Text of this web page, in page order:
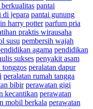
pantai
di jepara pantai gunung
harry potter parfum pria
praktis wirausaha
susu pembersih wajah
agama pendidikan
sukses penyakit asam
tonggos peralatan dapur
peralatan rumah tangga
bibir perawatan gigi
kecantikan perawatan
mobil berkala perawatan